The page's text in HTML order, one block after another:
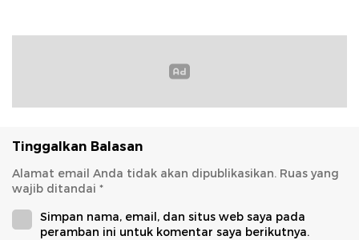
Tinggalkan Balasan
Alamat email Anda tidak akan dipublikasikan. Ruas yang
wajib ditandai *
Simpan nama, email, dan situs web saya pada
peramban ini untuk komentar saya berikutnya.